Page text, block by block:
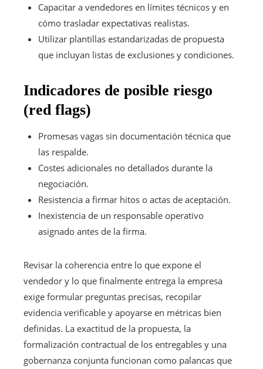
Capacitar a vendedores en límites técnicos y en
cómo trasladar expectativas realistas.
Utilizar plantillas estandarizadas de propuesta
que incluyan listas de exclusiones y condiciones.
Indicadores de posible riesgo
(red flags)
Promesas vagas sin documentación técnica que
las respalde.
Costes adicionales no detallados durante la
negociación.
Resistencia a firmar hitos o actas de aceptación.
Inexistencia de un responsable operativo
asignado antes de la firma.
Revisar la coherencia entre lo que expone el
vendedor y lo que finalmente entrega la empresa
exige formular preguntas precisas, recopilar
evidencia verificable y apoyarse en métricas bien
definidas. La exactitud de la propuesta, la
formalización contractual de los entregables y una
gobernanza conjunta funcionan como palancas que